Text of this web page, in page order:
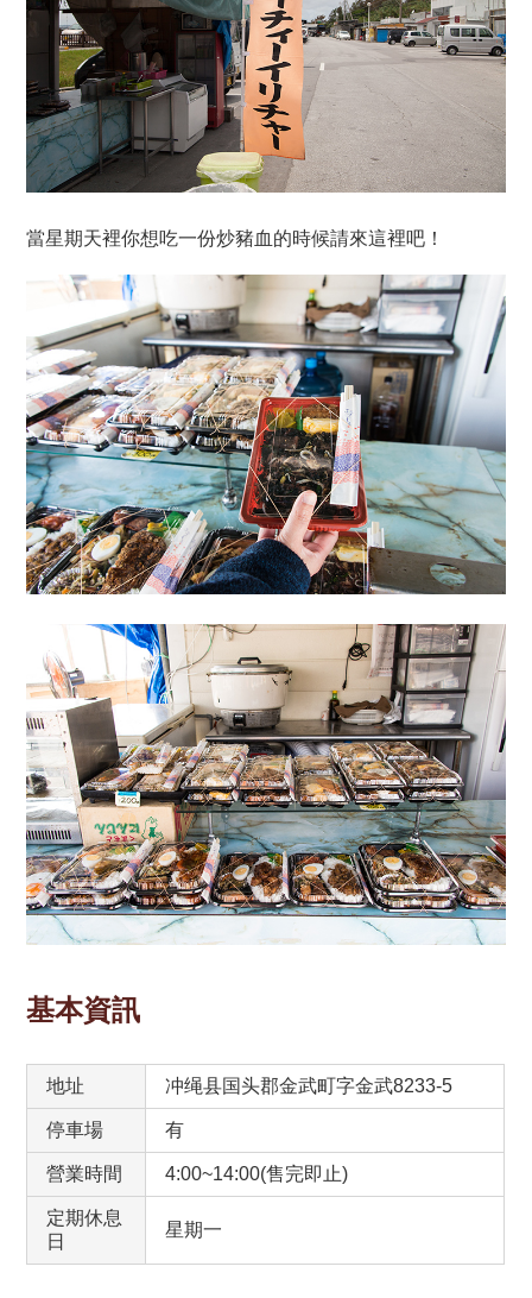
當星期天裡你想吃一份炒豬血的時候請來這裡吧！
基本資訊
地址 冲绳县国头郡金武町字金武8233-5
停車場 有
營業時間 4:00~14:00(售完即止)
定期休息
日
星期一